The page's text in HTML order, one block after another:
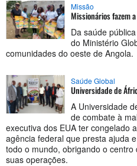
Missão
Missionários fazem
Da saúde
do Ministério
comunidades do oeste de Angola.
Saúde Global
Universidade de
A Universidade
de combate à
executiva dos EUA ter congelado
agência federal que presta ajuda
todo o mundo, obrigando o
suas operações.